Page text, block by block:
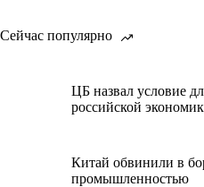
Сейчас популярно
ЦБ назвал условие
российской
Китай обвинили в
промышленностью